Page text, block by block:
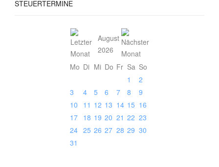
STEUERTERMINE
August
2026
Mo Di Mi Do Fr Sa So
1
2
3
4 5 6 7 8
9
10
11 12 13 14 15 16
17
18 19 20 21 22 23
24 25 26 27 28 29 30
31